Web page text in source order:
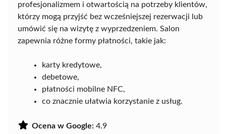
profesjonalizmem i otwartością na potrzeby klientów,
którzy mogą przyjść bez wcześniejszej rezerwacji lub
umówić się na wizytę z wyprzedzeniem. Salon
zapewnia różne formy płatności, takie jak:
karty kredytowe,
debetowe,
płatności mobilne NFC,
co znacznie ułatwia korzystanie z usług.
Ocena w Google: 4.9